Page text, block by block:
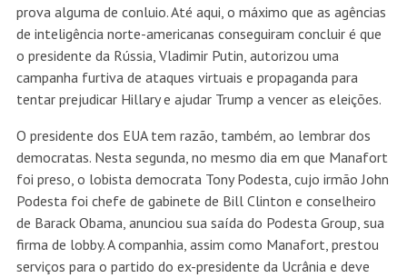
prova alguma de conluio. Até aqui, o máximo que as agências
de inteligência norte-americanas conseguiram concluir é que
o presidente da Rússia, Vladimir Putin, autorizou uma
campanha furtiva de ataques virtuais e propaganda para
tentar prejudicar Hillary e ajudar Trump a vencer as eleições.
O presidente dos EUA tem razão, também, ao lembrar dos
democratas. Nesta segunda, no mesmo dia em que Manafort
foi preso, o lobista democrata Tony Podesta, cujo irmão John
Podesta foi chefe de gabinete de Bill Clinton e conselheiro
de Barack Obama, anunciou sua saída do Podesta Group, sua
firma de lobby. A companhia, assim como Manafort, prestou
serviços para o partido do ex-presidente da Ucrânia e deve